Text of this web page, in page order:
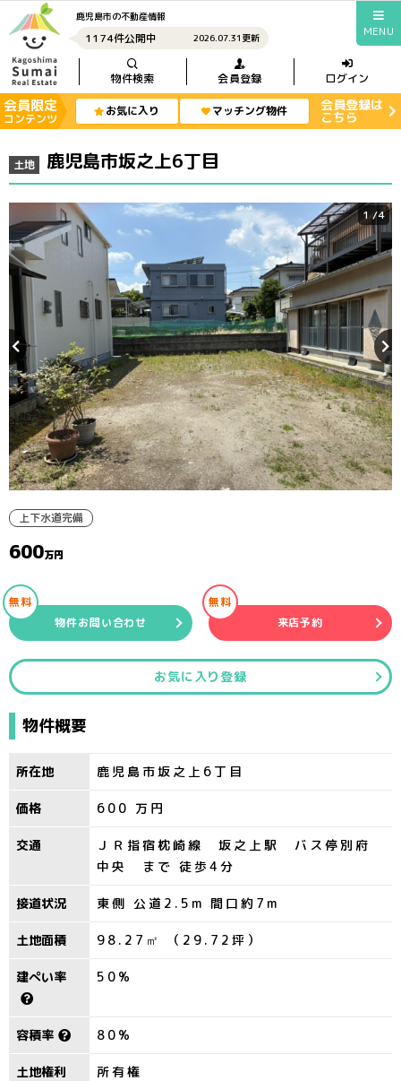
鹿児島市の不動産情報
1174件公開中 2026.07.31更新 MENU
物件検索 会員登録 ログイン
会員限定
コンテンツ
お気に入り マッチング物件 会員登録は
こちら
土地 鹿児島市坂之上6丁目
1/4
上下水道完備
600万円
無料
物件お問い合わせ
無料
来店予約
お気に入り登録
物件概要
所在地 鹿児島市坂之上6丁目
価格 600 万円
交通
ＪＲ指宿枕崎線 坂之上駅 バス停別府
中央 まで 徒歩4分
接道状況 東側 公道2.5m 間口約7m
土地面積 98.27㎡ （29.72坪）
建ぺい率 50%
容積率 80%
土地権利 所有権